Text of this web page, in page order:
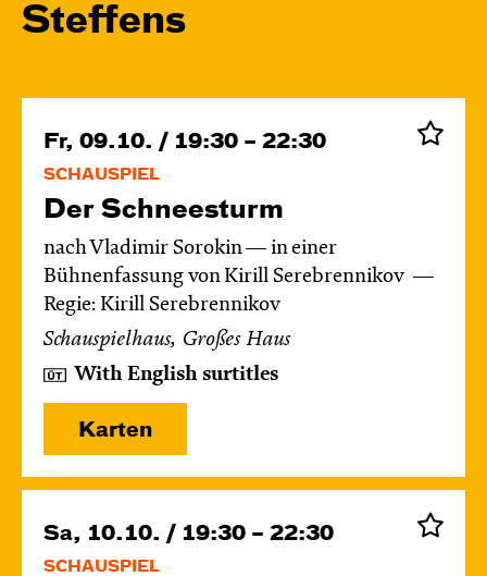
Steffens
Fr, 09.10. / 19:30 – 22:30
SCHAUSPIEL
Der Schnee­sturm
nach Vladimir Sorokin — in einer
Bühnenfassung von Kirill Serebrennikov
Regie: Kirill Serebrennikov
Schauspielhaus, Großes Haus
With English surtitles
Karten
Sa, 10.10. / 19:30 – 22:30
SCHAUSPIEL